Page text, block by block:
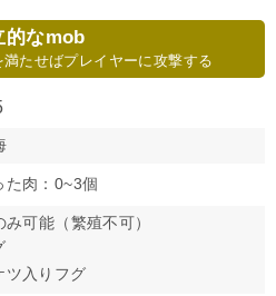
的なmob
たせばプレイヤーに攻撃する
た肉：0~3個
可能（繁殖不可）
ツ入りフグ